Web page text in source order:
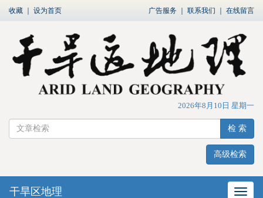
收藏 设为首页 广告服务 联系我们 在线留言
2026年8月10日 星期一
检 索
高级检索
网站
干旱区地理